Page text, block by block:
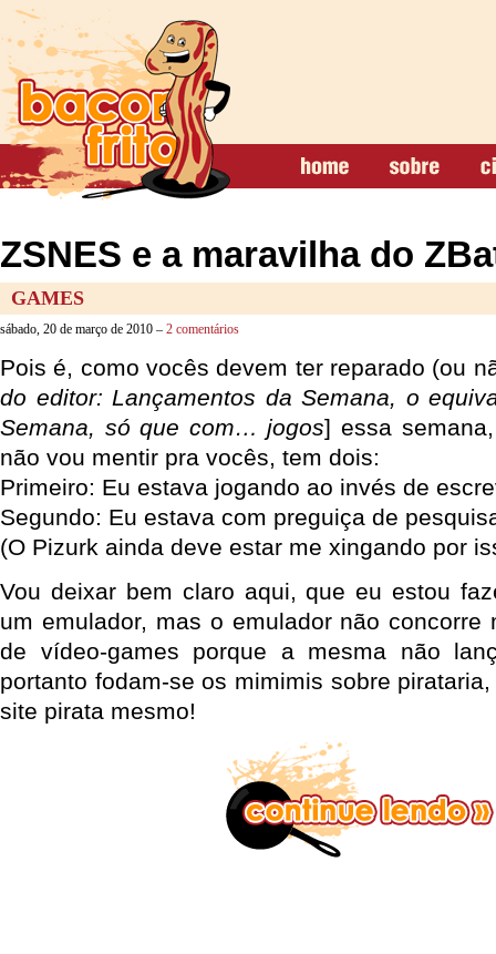
ZSNES e a maravilha do
GAMES
sábado, 20 de março de 2010 – 2 comentários
Pois é, como vocês devem ter reparado (ou
do editor: Lançamentos da Semana, o
Semana, só que com… jogos] essa
não vou mentir pra vocês, tem dois:
Primeiro: Eu estava jogando ao invés de
Segundo: Eu estava com preguiça de
(O Pizurk ainda deve estar me xingando por
Vou deixar bem claro aqui, que eu estou
um emulador, mas o emulador não concorre
de vídeo-games porque a mesma não
portanto fodam-se os mimimis sobre
site pirata mesmo!